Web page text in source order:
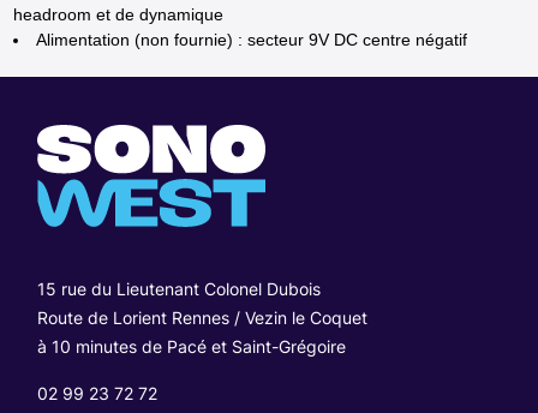
headroom et de dynamique
Alimentation (non fournie) : secteur 9V DC centre négatif
15 rue du Lieutenant Colonel Dubois
Route de Lorient Rennes / Vezin le Coquet
à 10 minutes de Pacé et Saint-Grégoire
02 99 23 72 72